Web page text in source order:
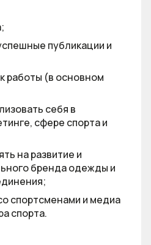
публикации и
работы (в основном
себя в
сфере спорта и
на развитие и
бренда одежды и
спортсменами и медиа
спорта.